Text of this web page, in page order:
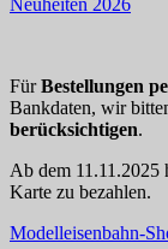
Neuheiten 2026
FürBestellungen
Bankdaten, wir
berücksichtigen.
Ab dem
Karte zu bezahlen.
Modelleisenbahn-